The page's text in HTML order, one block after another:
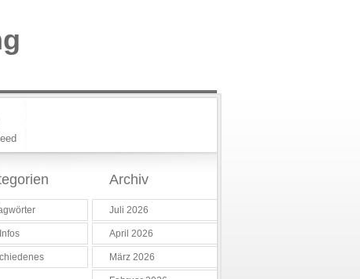
Archiv
Juli 2026
April 2026
März 2026